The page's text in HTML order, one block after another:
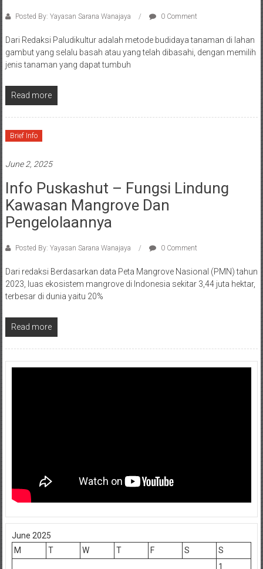
Posted By: Yayasan Sarana Wanajaya 0 Comment
Dari Redaksi Paludikultur adalah metode budidaya tanaman di lahan
gambut yang selalu basah atau yang telah dibasahi, dengan memilih
jenis tanaman yang dapat tumbuh
Read more
Brief Info
June 2, 2025
Info Puskashut – Fungsi Lindung
Kawasan Mangrove Dan
Pengelolaannya
Posted By: Yayasan Sarana Wanajaya 0 Comment
Dari redaksi Berdasarkan data Peta Mangrove Nasional (PMN) tahun
2023, luas ekosistem mangrove di Indonesia sekitar 3,44 juta hektar,
terbesar di dunia yaitu 20%
Read more
June 2025
M
T W T F S
S
1